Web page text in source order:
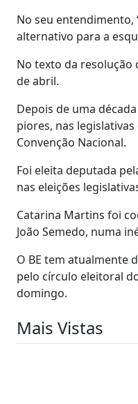
No seu
alternativo para a
No texto da resolução
de abril.
Depois de uma
piores, nas
Convenção Nacional.
Foi eleita deputada
nas eleições
Catarina Martins foi
João Semedo, numa
O BE tem atualmente
pelo círculo eleitoral
domingo.
Mais Vistas